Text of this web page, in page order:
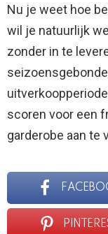
Nu je weet hoe
wil je natuurlijk
zonder in te
scoren voor een
garderobe aan te